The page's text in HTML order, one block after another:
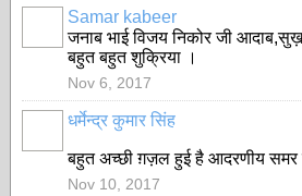
Samar kabeer
जनाब भाई विजय निकोर जी
बहुत बहुत शुक्रिया ।
Nov 6, 2017
धर्मेन्द्र कुमार सिंह
बहुत अच्छी ग़ज़ल हुई है आदरणीय समर
Nov 10, 2017